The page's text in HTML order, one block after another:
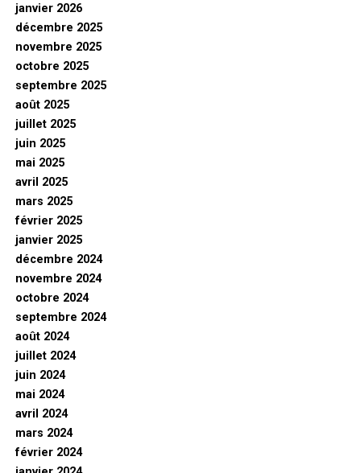
janvier 2026
décembre 2025
novembre 2025
octobre 2025
septembre 2025
août 2025
juillet 2025
juin 2025
mai 2025
avril 2025
mars 2025
février 2025
janvier 2025
décembre 2024
novembre 2024
octobre 2024
septembre 2024
août 2024
juillet 2024
juin 2024
mai 2024
avril 2024
mars 2024
février 2024